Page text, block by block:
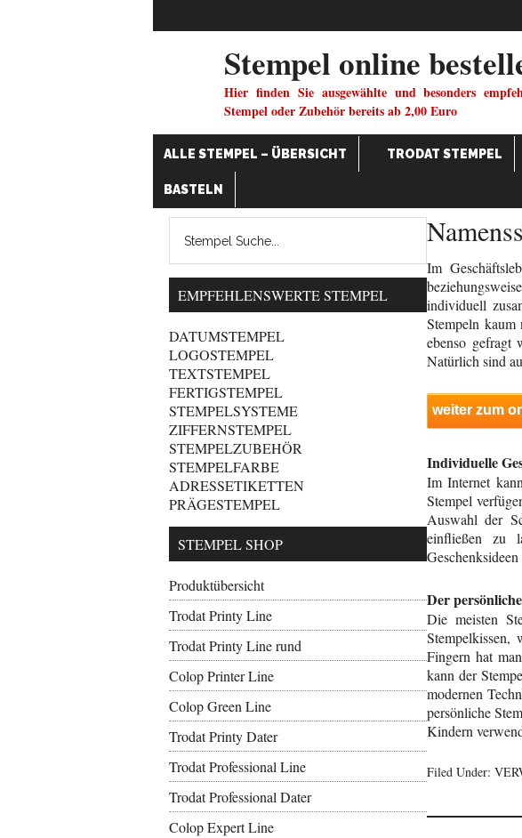
Stempel online
Hier finden Sie ausgewählte und besonders
Stempel oder Zubehör bereits ab 2,00 Euro
ALLE STEMPEL – ÜBERSICHT TRODAT STEMPEL
BASTELN
Im
individuell
Stempeln
ebenso gefragt
Natürlich sind
weiter zum
Individuelle
Im Internet
Stempel
Auswahl der
einfließen zu
Der
Die meisten
Fingern hat
kann der
modernen
persönliche
Kindern
Filed Under:
EMPFEHLENSWERTE STEMPEL
DATUMSTEMPEL
LOGOSTEMPEL
TEXTSTEMPEL
FERTIGSTEMPEL
STEMPELSYSTEME
ZIFFERNSTEMPEL
STEMPELZUBEHÖR
STEMPELFARBE
ADRESSETIKETTEN
PRÄGESTEMPEL
STEMPEL SHOP
Produktübersicht
Trodat Printy Line
Trodat Printy Line rund
Colop Printer Line
Colop Green Line
Trodat Printy Dater
Trodat Professional Line
Trodat Professional Dater
Colop Expert Line